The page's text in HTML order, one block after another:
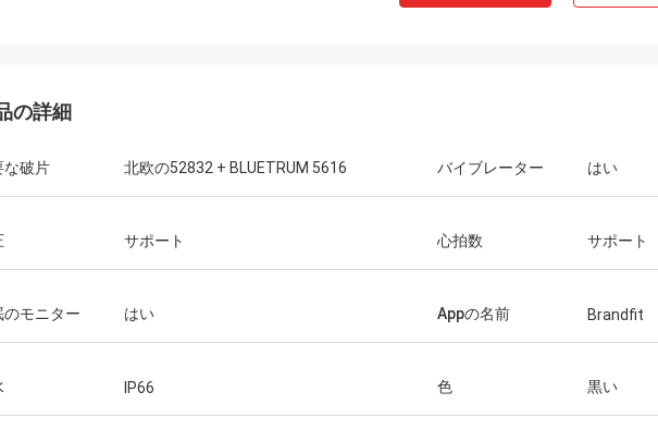
の詳細
な破片 北欧の52832 + BLUETRUM 5616 バイブレーター はい
サポート 心拍数 サポート
のモニター はい Appの名前 Brandfit
IP66 色 黒い